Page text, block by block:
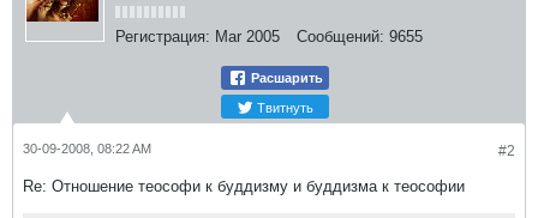
Регистрация: Mar 2005 Сообщений: 9655
Расшарить
Твитнуть
#2
30-09-2008, 08:22 AM
Re: Отношение теософи к буддизму и буддизма к теософии